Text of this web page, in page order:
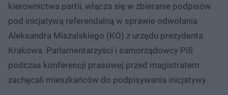
kierownictwa partii, włącza się w zbieranie podpisów
pod inicjatywą referendalną w sprawie odwołania
Aleksandra Miszalskiego (KO) z urzędu prezydenta
Krakowa. Parlamentarzyści i samorządowcy PiS
podczas konferencji prasowej przed magistratem
zachęcali mieszkańców do podpisywania inicjatywy.